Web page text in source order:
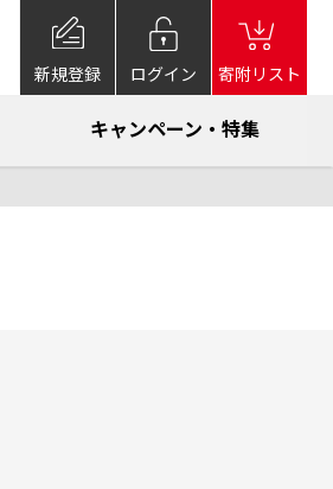
新規登録 ログイン 寄附リスト
キャンペーン・特集